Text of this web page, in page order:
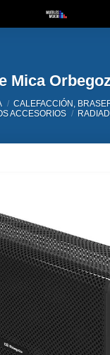
Mica
/ CALEFACCIÓN,
ACCESORIOS /